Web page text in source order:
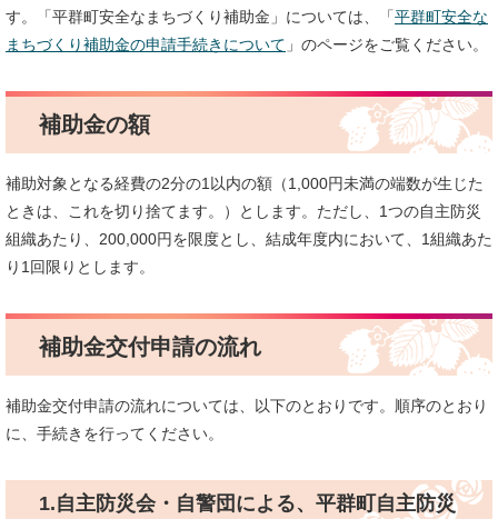
す。「平群町安全なまちづくり補助金」については、「平群町安全な
まちづくり補助金の申請手続きについて 」のページをご覧ください。
補助金の額
補助対象となる経費の2分の1以内の額（1,000円未満の端数が生じた
ときは、これを切り捨てます。）とします。ただし、1つの自主防災
組織あたり、200,000円を限度とし、結成年度内において、1組織あた
り1回限りとします。
補助金交付申請の流れ
補助金交付申請の流れについては、以下のとおりです。順序のとおり
に、手続きを行ってください。
1.自主防災会・自警団による、平群町自主防災